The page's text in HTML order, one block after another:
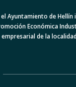
el Ayuntamiento de Hellín
Económica
de la